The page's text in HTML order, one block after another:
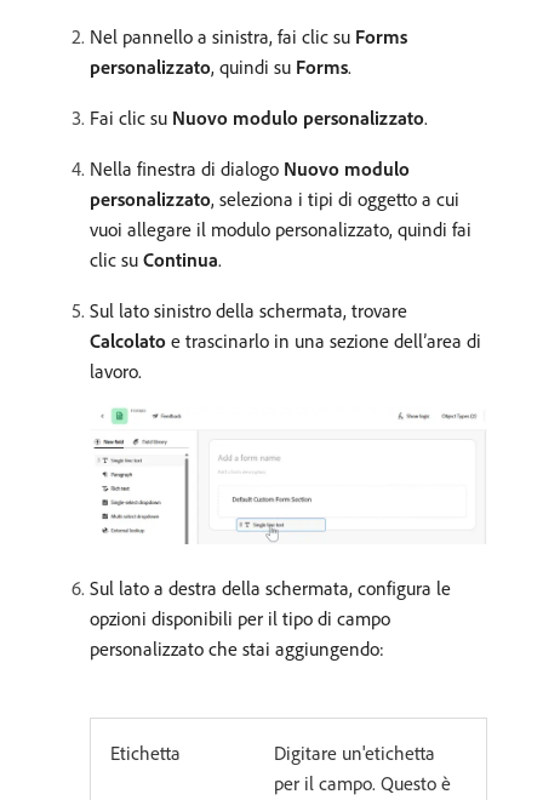
Nel pannello a sinistra, fai clic su Forms
personalizzato, quindi su Forms.
Fai clic su Nuovo modulo personalizzato.
Nella finestra di dialogo Nuovo modulo
personalizzato, seleziona i tipi di oggetto a cui
vuoi allegare il modulo personalizzato, quindi fai
clic su Continua.
Sul lato sinistro della schermata, trovare
Calcolato e trascinarlo in una sezione dell’area di
lavoro.
Sul lato a destra della schermata, configura le
opzioni disponibili per il tipo di campo
personalizzato che stai aggiungendo:
Etichetta
Digitare un'etichetta
per il campo. Questo è